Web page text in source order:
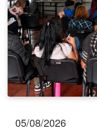
estudiantes
del
INA
Los
Santos
05/08/2026